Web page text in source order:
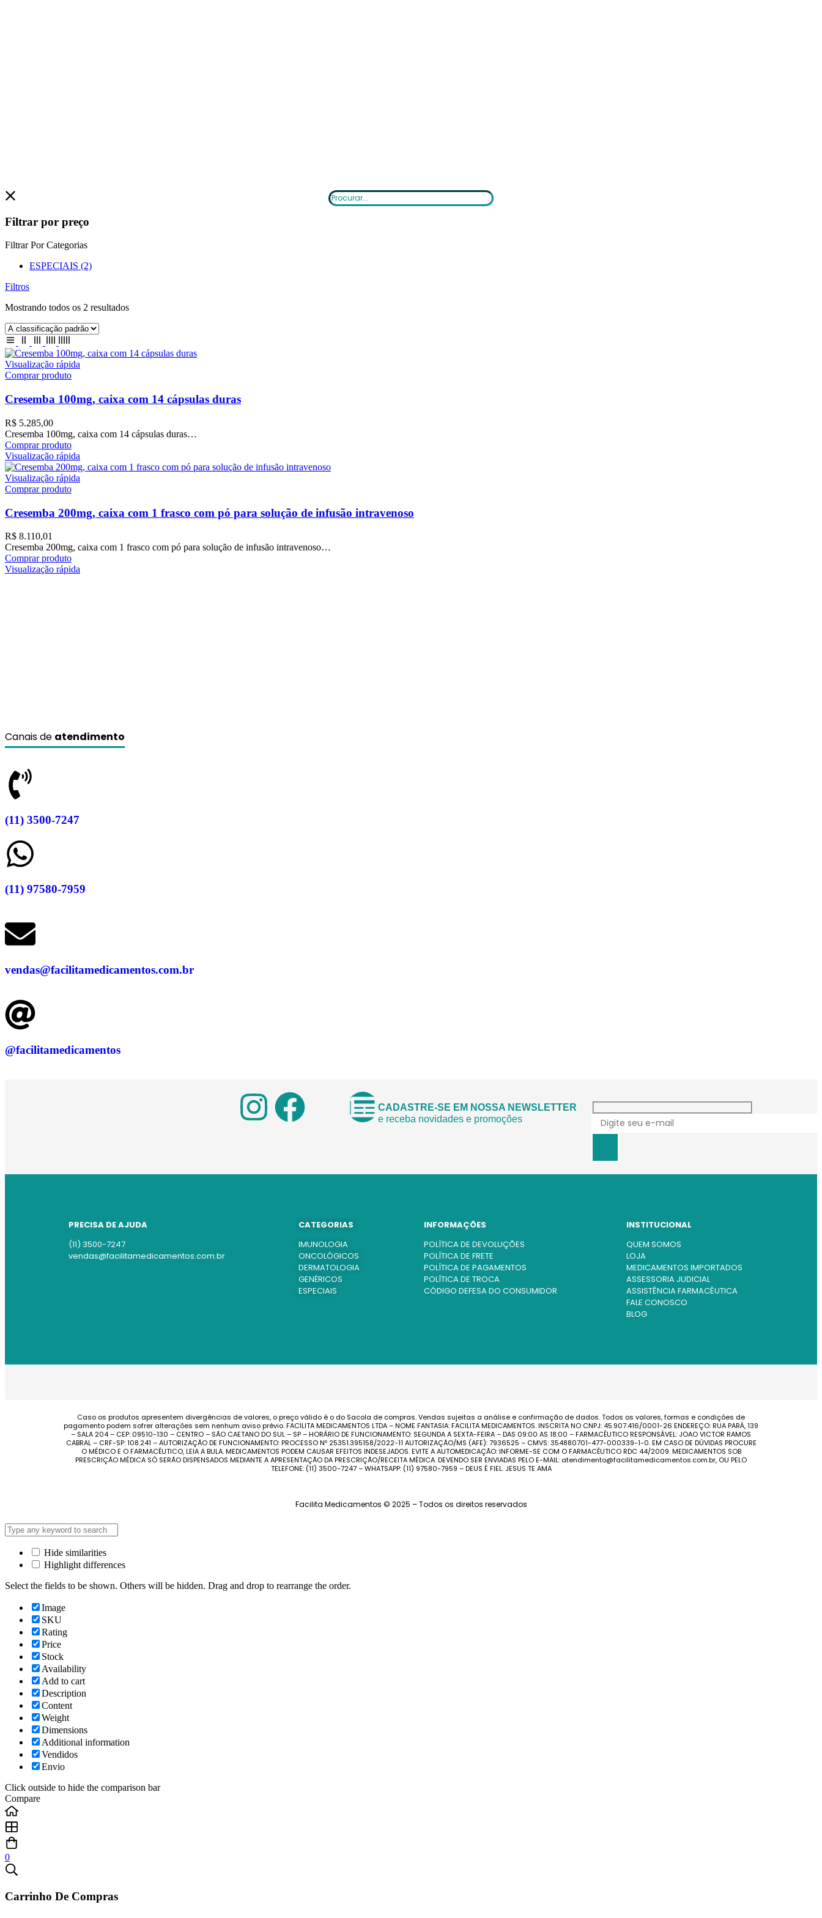
Filtrar por preço
Filtrar Por Categorias
ESPECIAIS (2)
Filtros
Mostrando todos os 2 resultados
Visualização rápida
Comprar produto
Cresemba 100mg, caixa com 14 cápsulas duras
R$ 5.285,00
Cresemba 100mg, caixa com 14 cápsulas duras…
Comprar produto
Visualização rápida
Visualização rápida
Comprar produto
Cresemba 200mg, caixa com 1 frasco com pó para solução de infusão intravenoso
R$ 8.110,01
Cresemba 200mg, caixa com 1 frasco com pó para solução de infusão intravenoso…
Comprar produto
Visualização rápida
Canais de atendimento
(11) 3500-7247
(11) 97580-7959
vendas@facilitamedicamentos.com.br
@facilitamedicamentos
CADASTRE-SE EM NOSSA NEWSLETTER
e receba novidades e promoções
PRECISA DE AJUDA
(11) 3500-7247
vendas@facilitamedicamentos.com.br
CATEGORIAS
IMUNOLOGIA
ONCOLÓGICOS
DERMATOLOGIA
GENÉRICOS
ESPECIAIS
INFORMAÇÕES
POLÍTICA DE DEVOLUÇÕES
POLÍTICA DE FRETE
POLÍTICA DE PAGAMENTOS
POLÍTICA DE TROCA
CÓDIGO DEFESA DO CONSUMIDOR
INSTITUCIONAL
QUEM SOMOS
LOJA
MEDICAMENTOS IMPORTADOS
ASSESSORIA JUDICIAL
ASSISTÊNCIA FARMACÊUTICA
FALE CONOSCO
BLOG
Caso os produtos apresentem divergências de valores, o preço válido é o do Sacola de compras. Vendas sujeitas a análise e confirmação de dados. Todos os valores, formas e condições de
pagamento podem sofrer alterações sem nenhum aviso prévio. FACILITA MEDICAMENTOS LTDA – NOME FANTASIA: FACILITA MEDICAMENTOS. INSCRITA NO CNPJ: 45.907.416/0001-26 ENDEREÇO: RUA PARÁ, 139
– SALA 204 – CEP: 09510-130 – CENTRO – SÃO CAETANO DO SUL – SP – HORÁRIO DE FUNCIONAMENTO: SEGUNDA A SEXTA-FEIRA – DAS 09:00 AS 18:00 – FARMACÊUTICO RESPONSÁVEL: JOAO VICTOR RAMOS
CABRAL – CRF-SP: 108.241 – AUTORIZAÇÃO DE FUNCIONAMENTO: PROCESSO Nº 25351.395158/2022-11 AUTORIZAÇÃO/MS (AFE): 7936525 – CMVS: 354880701-477-000339-1-0. EM CASO DE DÚVIDAS PROCURE
O MÉDICO E O FARMACÊUTICO, LEIA A BULA. MEDICAMENTOS PODEM CAUSAR EFEITOS INDESEJADOS. EVITE A AUTOMEDICAÇÃO: INFORME-SE COM O FARMACÊUTICO RDC 44/2009. MEDICAMENTOS SOB
PRESCRIÇÃO MÉDICA SÓ SERÃO DISPENSADOS MEDIANTE A APRESENTAÇÃO DA PRESCRIÇÃO/RECEITA MÉDICA. DEVENDO SER ENVIADAS PELO E-MAIL: atendimento@facilitamedicamentos.com.br, OU PELO
TELEFONE: (11) 3500-7247 – WHATSAPP: (11) 97580-7959 – DEUS É FIEL. JESUS TE AMA
Facilita Medicamentos © 2025 – Todos os direitos reservados
Hide similarities
Highlight differences
Select the fields to be shown. Others will be hidden. Drag and drop to rearrange the order.
Image
SKU
Rating
Price
Stock
Availability
Add to cart
Description
Content
Weight
Dimensions
Additional information
Vendidos
Envio
Click outside to hide the comparison bar
Compare
0
Carrinho De Compras